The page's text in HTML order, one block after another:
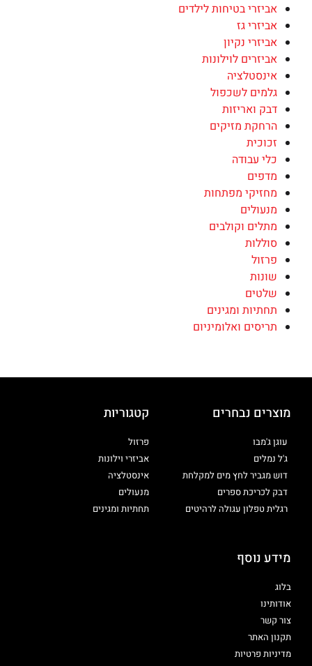
אביזרי בטיחות לילדים
אביזרי גז
אביזרי נקיון
אביזרים לוילונות
אינסטלציה
גלמים לשכפול
דבק ואריזות
הרחקת מזיקים
זכוכית
כלי עבודה
מדפים
מחזיקי מפתחות
מנעולים
מתלים וקולבים
סוללות
פרזול
שונות
שלטים
תחתיות ומגינים
תריסים ואלומיניום
מוצרים נבחרים
עוגן ג'מבו
ג'ל נמלים
דוש מגביר לחץ מים למקלחת
דבק לכריכת ספרים
רגלית טפלון עגולה לרהיטים
קטגוריות
פרזול
אביזרי וילונות
אינסטלציה
מנעולים
תחתיות ומגינים
מידע נוסף
בלוג
אודותינו
צור קשר
תקנון האתר
מדיניות פרטיות